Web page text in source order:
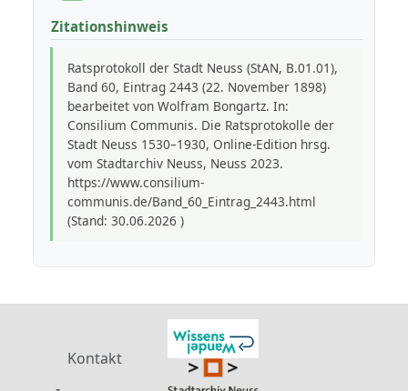
Zitationshinweis
Ratsprotokoll der Stadt Neuss (StAN, B.01.01),
Band 60, Eintrag 2443 (22. November 1898)
bearbeitet von Wolfram Bongartz. In:
Consilium Communis. Die Ratsprotokolle der
Stadt Neuss 1530–1930, Online-Edition hrsg.
vom Stadtarchiv Neuss, Neuss 2023.
https://www.consilium-
communis.de/Band_60_Eintrag_2443.html
(Stand: 30.06.2026 )
Kontakt